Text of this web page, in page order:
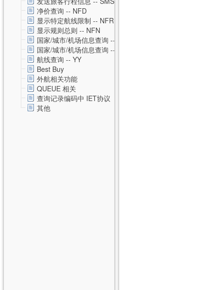
净价查询 -- NFD
显示特定航线限制 -- NFR
显示规则总则 -- NFN
国家/城市/机场信息查询 -- CNTZ
国家/城市/机场信息查询 -- CNTD
航线查询 -- YY
Best Buy
外航相关功能
QUEUE 相关
查询记录编码中 IET协议
其他